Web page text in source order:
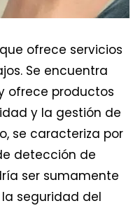
ofrece servicios
Se encuentra
ofrece productos
y la gestión de
se caracteriza por
detección de
ser sumamente
seguridad del